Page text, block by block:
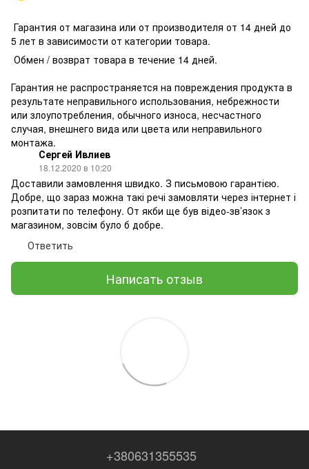
Гарантия от магазина или от производителя от 14 дней до
5 лет в зависимости от категории товара.
Обмен / возврат товара в течение 14 дней.
Гарантия не распространяется на повреждения продукта в
результате неправильного использования, небрежности
или злоупотребления, обычного износа, несчастного
случая, внешнего вида или цвета или неправильного
монтажа.
Сергей Ивлиев
18.12.2020 в 10:20
Доставили замовлення швидко. З письмовою гарантією.
Добре, що зараз можна такі речі замовляти через інтернет і
розпитати по телефону. От якби ще був відео-зв’язок з
магазином, зовсім було б добре.
Ответить
Написать отзыв
+380631355535